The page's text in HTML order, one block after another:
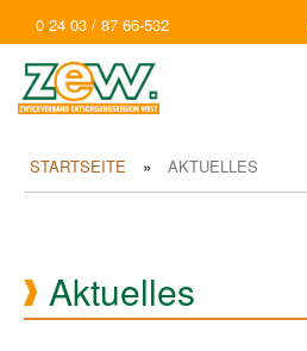
0 24 03 / 87 66-532
STARTSEITE AKTUELLES
Aktuelles